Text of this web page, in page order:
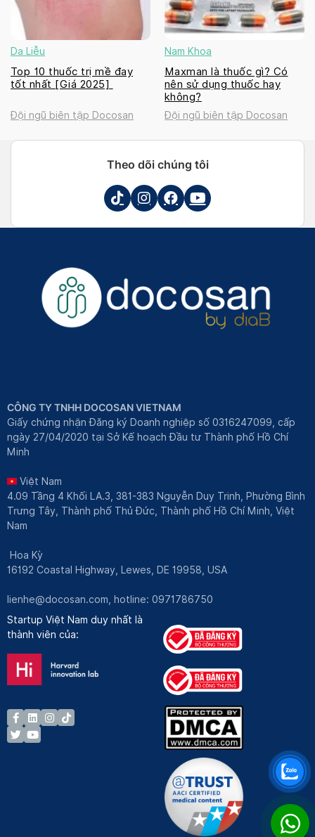
Da Liễu
Top 10 thuốc trị mề đay
tốt nhất [Giá 2025]
Đội ngũ biên tập Docosan
Nam Khoa
Maxman là thuốc gì? Có
nên sử dụng thuốc hay
không?
Đội ngũ biên tập Docosan
Theo dõi chúng tôi
CÔNG TY TNHH DOCOSAN VIETNAM
Giấy chứng nhận Đăng ký Doanh nghiệp số 0316247099, cấp
ngày 27/04/2020 tại Sở Kế hoạch Đầu tư Thành phố Hồ Chí
Minh
Việt Nam
4.09 Tầng 4 Khối LA.3, 381-383 Nguyễn Duy Trinh, Phường Bình
Trưng Tây, Thành phố Thủ Đức, Thành phố Hồ Chí Minh, Việt
Nam
Hoa Kỳ
16192 Coastal Highway, Lewes, DE 19958, USA
lienhe@docosan.com , hotline: 0971786750
Startup Việt Nam duy nhất là
thành viên của: